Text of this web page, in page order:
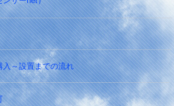
入～設置までの流れ